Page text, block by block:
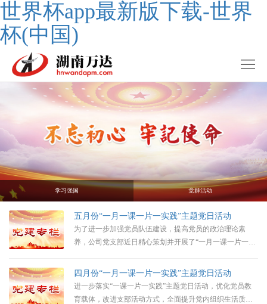
世界杯app最新版下载-世界
杯(中国)
学习强国 党群活动
五月份“一月一课一片一实践”主题党日活动
为了进一步加强党员队伍建设，提高党员的政治理论素
养，公司党支部近日精心策划并开展了“一月一课一片一实
推动党员们深入学习党的理论知识，增强党性修养，发挥
党员先锋模范作用。
四月份“一月一课一片一实践”主题党日活动
进一步落实“一课一片一实践”主题党日活动，优化党员教
育载体，改进支部活动方式，全面提升党内组织生活质